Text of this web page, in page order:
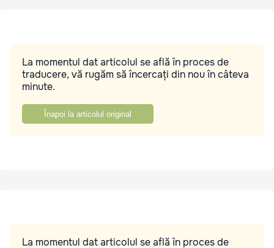
La momentul dat articolul se află în proces de
traducere, vă rugăm să încercați din nou în câteva
minute.
Înapoi la articolul original
La momentul dat articolul se află în proces de